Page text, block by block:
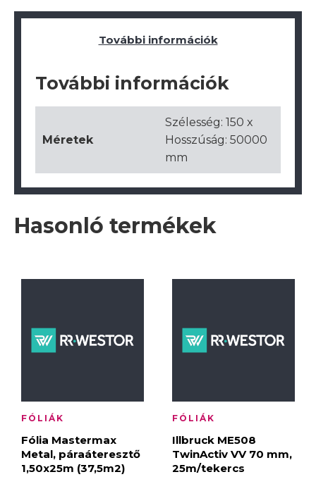
További információk
További információk
Méretek
Szélesség: 150 x
Hosszúság: 50000
mm
Hasonló termékek
FÓLIÁK
Fólia Mastermax
Metal, páraáteresztő
1,50x25m (37,5m2)
FÓLIÁK
Illbruck ME508
TwinActiv VV 70 mm,
25m/tekercs